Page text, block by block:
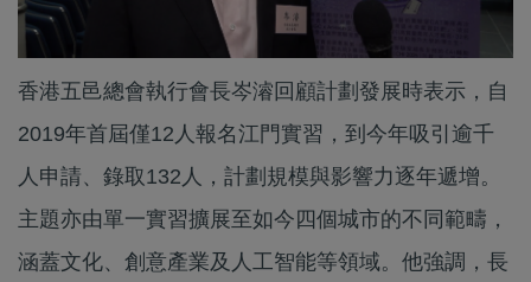
香港五邑總會執行會長岑濬回顧計劃發展時表示，自
2019年首屆僅12人報名江門實習，到今年吸引逾千
人申請、錄取132人，計劃規模與影響力逐年遞增。
主題亦由單一實習擴展至如今四個城市的不同範疇，
涵蓋文化、創意產業及人工智能等領域。他強調，長